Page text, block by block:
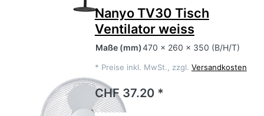
Nanyo TV30 Tisch
Ventilator weiss
Maße (mm)470 x 260 x 350 (B/H/T)
* Preise inkl. MwSt., zzgl. Versandkosten
CHF 37.20 *